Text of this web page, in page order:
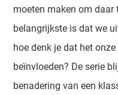
moeten maken om daar
belangrijkste is dat we
hoe denk je dat het
beïnvloeden? De serie
benadering van een